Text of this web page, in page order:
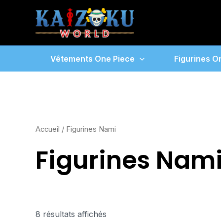
Vêtements One Piece Figurines
Accueil / Figurines Nami
Figurines Nami
8 résultats affichés